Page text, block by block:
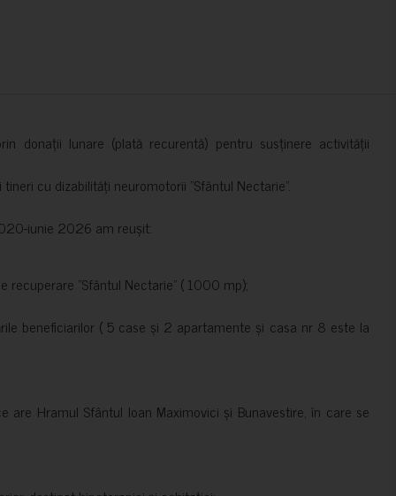
donații lunare (plată recurentă) pentru susținere activității
cu dizabilități neuromotorii ”Sfântul Nectarie”.
iunie 2026 am reușit:
”Sfântul Nectarie” ( 1000 mp);
beneficiarilor ( 5 case și 2 apartamente și casa nr 8 este la
are Hramul Sfântul Ioan Maximovici și Bunavestire, în care se